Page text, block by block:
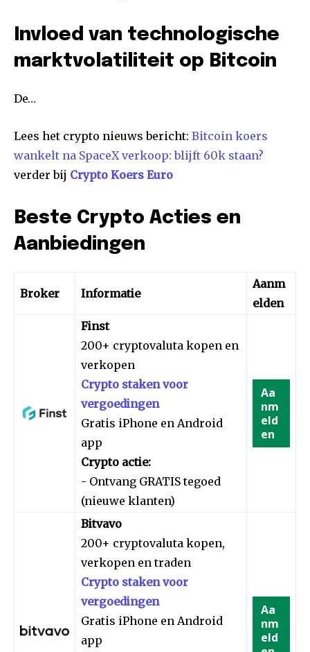
Invloed van technologische
marktvolatiliteit op Bitcoin
De…
Lees het crypto nieuws bericht: Bitcoin koers
wankelt na SpaceX verkoop: blijft 60k staan?
verder bij Crypto Koers Euro
Beste Crypto Acties en
Aanbiedingen
Broker Informatie
Aanm
elden
Finst
200+ cryptovaluta kopen en
verkopen
Crypto staken voor
vergoedingen
Gratis iPhone en Android
app
Crypto actie:
- Ontvang GRATIS tegoed
(nieuwe klanten)
Aa
nm
eld
en
Bitvavo
200+ cryptovaluta kopen,
verkopen en traden
Crypto staken voor
vergoedingen
Gratis iPhone en Android
app
Aa
nm
eld